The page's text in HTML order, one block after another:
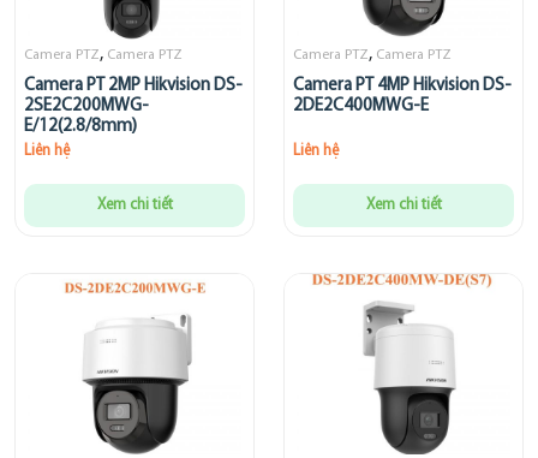
Camera PTZ, Camera PTZ
Camera PT 2MP Hikvision DS-
2SE2C200MWG-
E/12(2.8/8mm)
Liên hệ
Xem chi tiết
Camera PTZ, Camera PTZ
Camera PT 4MP Hikvision DS-
2DE2C400MWG-E
Liên hệ
Xem chi tiết